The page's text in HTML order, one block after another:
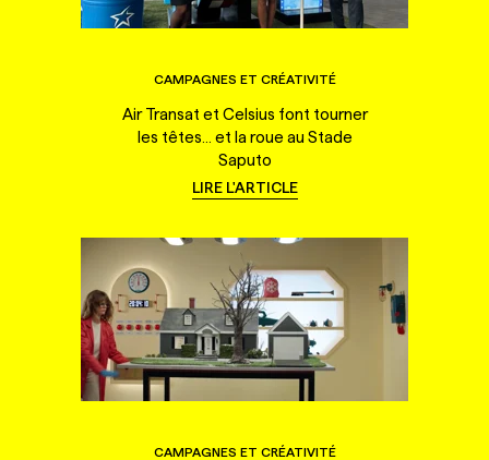
CAMPAGNES ET CRÉATIVITÉ
Air Transat et Celsius font tourner
les têtes... et la roue au Stade
Saputo
LIRE L'ARTICLE
CAMPAGNES ET CRÉATIVITÉ